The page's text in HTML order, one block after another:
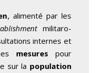
, alimenté par les
militaro-
internes et
mesures pour
sur la population